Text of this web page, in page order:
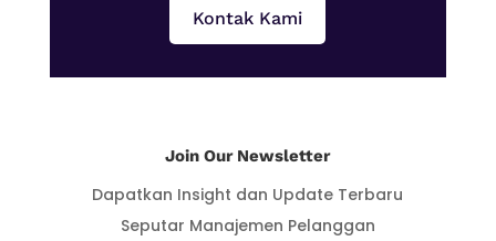
Kontak Kami
Join Our Newsletter
Dapatkan Insight dan Update Terbaru
Seputar Manajemen Pelanggan